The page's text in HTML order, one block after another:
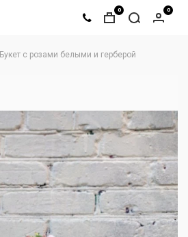
0 0
Букет с розами белыми и герберой